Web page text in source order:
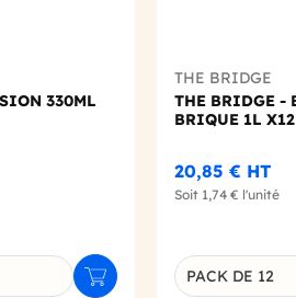
330ML
Ajouter au panier
THE BRIDGE
THE BRIDGE -
BRIQUE 1L
20,85 € HT
Soit 1,74 € l'unité
Déclinaison
PACK DE 12